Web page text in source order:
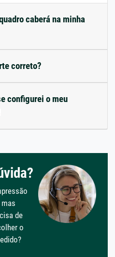
caberá na minha
correto?
configurei o meu
de
o